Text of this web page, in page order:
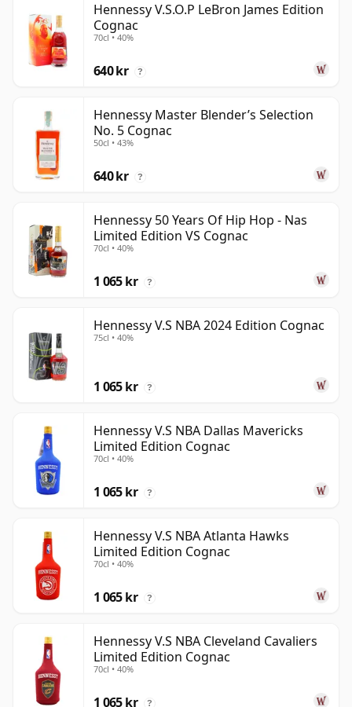
Hennessy V.S.O.P LeBron James Edition
Cognac
70cl • 40%
640 kr ?
Hennessy Master Blender’s Selection
No. 5 Cognac
50cl • 43%
640 kr ?
Hennessy 50 Years Of Hip Hop - Nas
Limited Edition VS Cognac
70cl • 40%
1 065 kr ?
Hennessy V.S NBA 2024 Edition Cognac
75cl • 40%
1 065 kr ?
Hennessy V.S NBA Dallas Mavericks
Limited Edition Cognac
70cl • 40%
1 065 kr ?
Hennessy V.S NBA Atlanta Hawks
Limited Edition Cognac
70cl • 40%
1 065 kr ?
Hennessy V.S NBA Cleveland Cavaliers
Limited Edition Cognac
70cl • 40%
1 065 kr ?